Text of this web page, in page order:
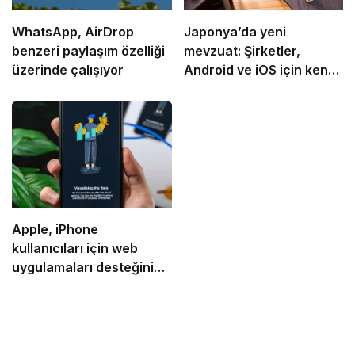
WhatsApp, AirDrop
benzeri paylaşım özelliği
üzerinde çalışıyor
Japonya’da yeni
mevzuat: Şirketler,
Android ve iOS için kendi
Apple, iPhone
kullanıcıları için web
uygulamaları desteğini